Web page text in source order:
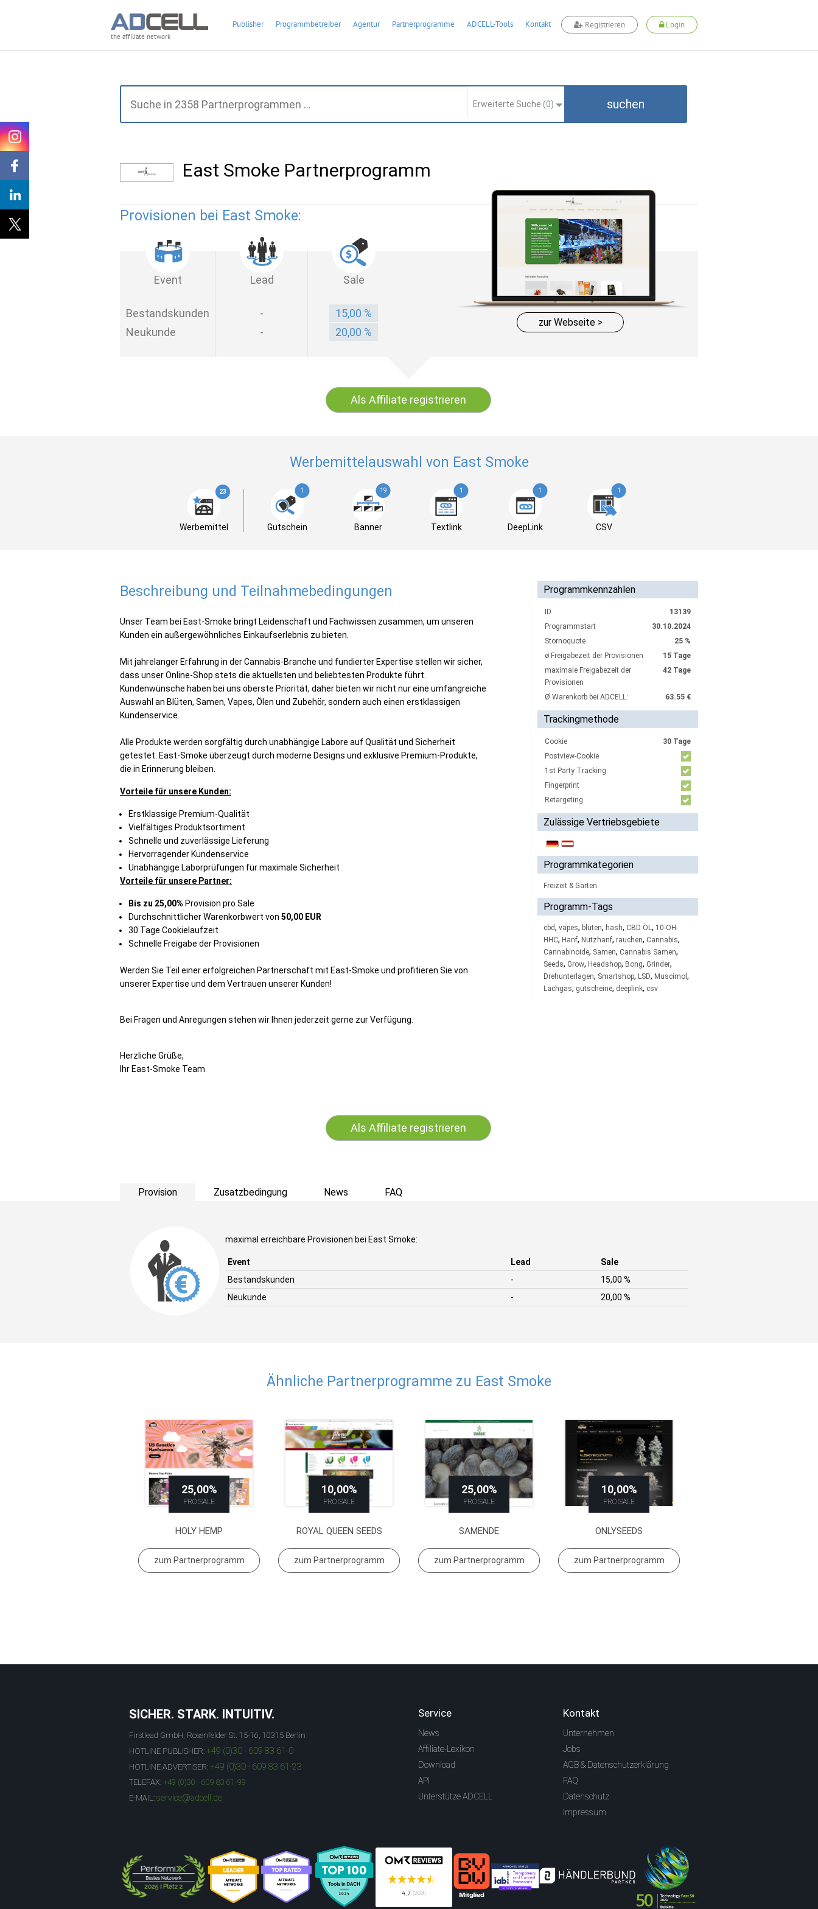
the affiliate network
Publisher Programmbetreiber Agentur Partnerprogramme ADCELL-Tools Kontakt Registrieren Login
Erweiterte Suche (0) suchen
East Smoke Partnerprogramm
Provisionen bei East Smoke:
Event Lead Sale
Bestandskunden -
15,00 %
Neukunde
- 20,00 %
zur Webseite >
Als Affiliate registrieren
Werbemittelauswahl von East Smoke
23
Werbemittel
1
Gutschein
19
Banner
1
Textlink
1
DeepLink
1
CSV
Beschreibung und Teilnahmebedingungen
Unser Team bei East-Smoke bringt Leidenschaft und Fachwissen zusammen, um unseren
Kunden ein außergewöhnliches Einkaufserlebnis zu bieten.
Mit jahrelanger Erfahrung in der Cannabis-Branche und fundierter Expertise stellen wir sicher,
dass unser Online-Shop stets die aktuellsten und beliebtesten Produkte führt.
Kundenwünsche haben bei uns oberste Priorität, daher bieten wir nicht nur eine umfangreiche
Auswahl an Blüten, Samen, Vapes, Ölen und Zubehör, sondern auch einen erstklassigen
Kundenservice.
Alle Produkte werden sorgfältig durch unabhängige Labore auf Qualität und Sicherheit
getestet. East-Smoke überzeugt durch moderne Designs und exklusive Premium-Produkte,
die in Erinnerung bleiben.
Vorteile für unsere Kunden:
Erstklassige Premium-Qualität
Vielfältiges Produktsortiment
Schnelle und zuverlässige Lieferung
Hervorragender Kundenservice
Unabhängige Laborprüfungen für maximale Sicherheit
Vorteile für unsere Partner:
Bis zu 25,00% Provision pro Sale
Durchschnittlicher Warenkorbwert von 50,00 EUR
30 Tage Cookielaufzeit
Schnelle Freigabe der Provisionen
Werden Sie Teil einer erfolgreichen Partnerschaft mit East-Smoke und profitieren Sie von
unserer Expertise und dem Vertrauen unserer Kunden!
Bei Fragen und Anregungen stehen wir Ihnen jederzeit gerne zur Verfügung.
Herzliche Grüße,
Ihr East-Smoke Team
Programmkennzahlen
ID
13139
Programmstart
30.10.2024
Stornoquote
25 %
ø Freigabezeit der Provisionen
15 Tage
maximale Freigabezeit der
Provisionen
42 Tage
Ø Warenkorb bei ADCELL: 63.55 €
Trackingmethode
Cookie
30 Tage
Postview-Cookie
1st Party Tracking
Fingerprint
Retargeting
Zulässige Vertriebsgebiete
Programmkategorien
Freizeit & Garten
Programm-Tags
cbd, vapes, blüten, hash, CBD ÖL, 10-OH-
HHC, Hanf, Nutzhanf, rauchen, Cannabis,
Cannabinoide, Samen, Cannabis Samen,
Seeds, Grow, Headshop, Bong, Grinder,
Drehunterlagen, Smartshop, LSD, Muscimol ,
Lachgas, gutscheine, deeplink, csv
Als Affiliate registrieren
Provision Zusatzbedingung News FAQ
maximal erreichbare Provisionen bei East Smoke:
Event Lead
Sale
Bestandskunden
-
15,00 %
Neukunde
- 20,00 %
Ähnliche Partnerprogramme zu East Smoke
25,00%
PRO SALE
HOLY HEMP
zum Partnerprogramm
10,00%
PRO SALE
ROYAL QUEEN SEEDS
zum Partnerprogramm
25,00%
PRO SALE
SAMENDE
zum Partnerprogramm
10,00%
PRO SALE
ONLYSEEDS
zum Partnerprogramm
SICHER. STARK. INTUITIV.
Firstlead GmbH, Rosenfelder St. 15-16, 10315 Berlin
HOTLINE PUBLISHER: +49 (0)30 - 609 83 61-0
HOTLINE ADVERTISER: +49 (0)30 - 609 83 61-23
TELEFAX: +49 (0)30 - 609 83 61-99
E-MAIL: service@adcell.de
Service
News
Affiliate-Lexikon
Download
API
Unterstütze ADCELL
Kontakt
Unternehmen
Jobs
AGB & Datenschutzerklärung
FAQ
Datenschutz
Impressum